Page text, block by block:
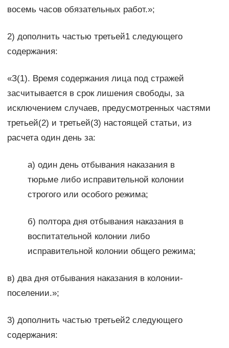
восемь часов обязательных работ.»;
2) дополнить частью третьей1 следующего
содержания:
«З(1). Время содержания лица под стражей
засчитывается в срок лишения свободы, за
исключением случаев, предусмотренных частями
третьей(2) и третьей(3) настоящей статьи, из
расчета один день за:
а) один день отбывания наказания в
тюрьме либо исправительной колонии
строгого или особого режима;
б) полтора дня отбывания наказания в
воспитательной колонии либо
исправительной колонии общего режима;
в) два дня отбывания наказания в колонии-
поселении.»;
3) дополнить частью третьей2 следующего
содержания: